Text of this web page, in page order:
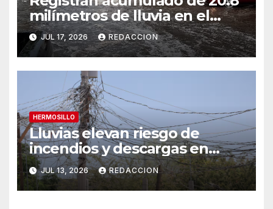
milímetros de lluvia en el
Centro de Hermosillo;
exhortan a extremar
precauciones
JUL 17, 2026 REDACCION
HERMOSILLO
Lluvias elevan riesgo de
incendios y descargas en
asentamientos irregulares de
Hermosillo por cableado
deficiente
JUL 13, 2026 REDACCION